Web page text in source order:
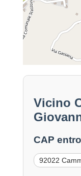
Vicino
CAP
92022